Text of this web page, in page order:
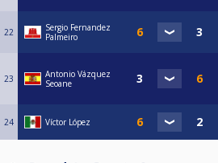
22
Sergio Fernandez
Palmeiro
23
Antonio Vázquez
Seoane
24 Víctor López